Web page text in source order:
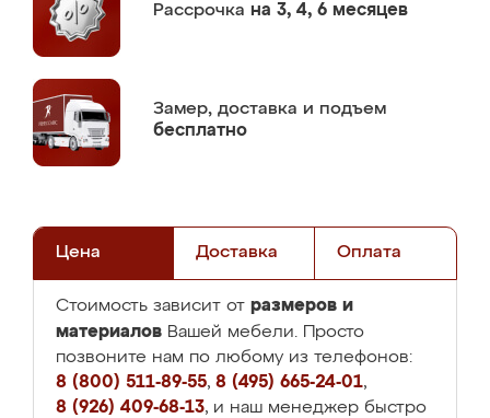
Рассрочка на 3, 4, 6 месяцев
Замер, доставка и подъем
бесплатно
Цена Доставка Оплата
Стоимость зависит от размеров и
материалов Вашей мебели. Просто
позвоните нам по любому из телефонов:
8 (800) 511-89-55, 8 (495) 665-24-01,
8 (926) 409-68-13, и наш менеджер быстро